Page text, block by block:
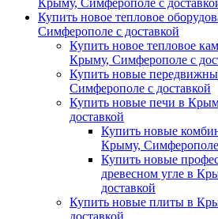
Крыму, Симферополе с
Купить новое тепловое
Симферополе с доставкой
Купить новое тепловое
Крыму, Симферополе с
Купить новые
Симферополе с доставкой
Купить новые печи в
доставкой
Купить новые
Крыму, Симферополе
Купить новые
древесном угле в
доставкой
Купить новые плиты в
доставкой